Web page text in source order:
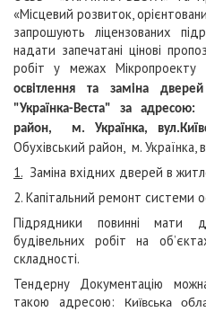
«Місцевий розвиток,
запрошують ліцензованих
надати запечатані цінові
робіт у межах Мікропроекту
освітлення та заміна
"Українка-Веста" за адресою:
район, м. Українка,
Обухівський район, м. Українка,
1. Заміна вхідних дверей в
2. Капітальний ремонт системи
Підрядники повинні мати
будівельних робіт на
складності.
Тендерну Документацію
такою адресою:
Київська